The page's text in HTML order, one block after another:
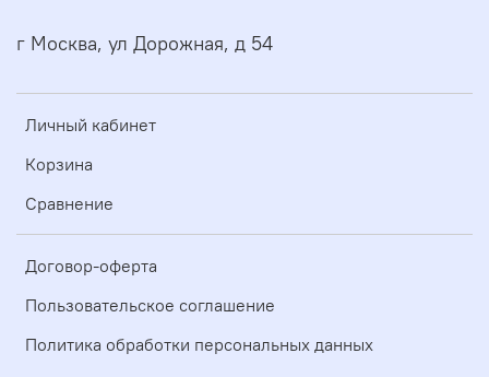
Личный кабинет
Корзина
Сравнение
Договор-оферта
Пользовательское соглашение
Политика обработки персональных данных
г Москва, ул Дорожная, д 54